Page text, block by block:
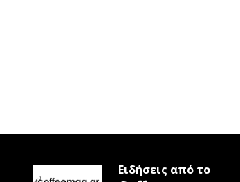
Ειδήσεις από το